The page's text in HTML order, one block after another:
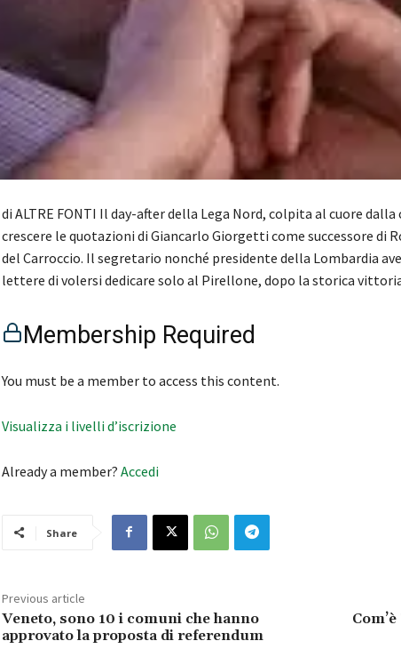
di ALTRE FONTI Il day-after della Lega Nord, colpita al cuore dalla
crescere le quotazioni di Giancarlo Giorgetti come successore di
del Carroccio. Il segretario nonché presidente della Lombardia
lettere di volersi dedicare solo al Pirellone, dopo la storica
Membership Required
You must be a member to access this content.
Visualizza i livelli d’iscrizione
Already a member? Accedi
Share
Previous article
Veneto, sono 10 i comuni che hanno
approvato la proposta di referendum